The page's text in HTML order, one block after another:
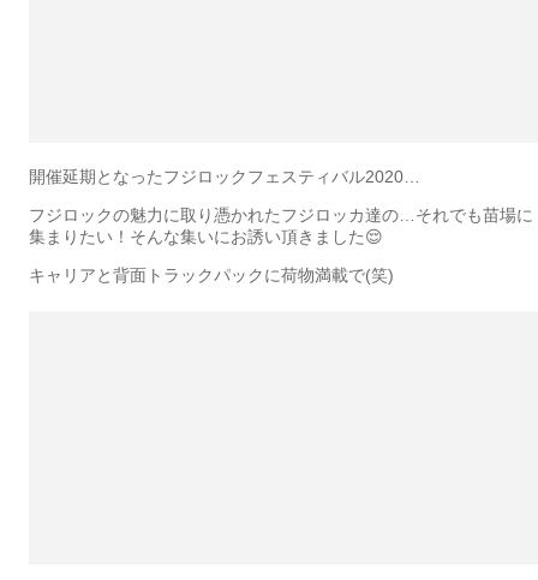
開催延期となったフジロックフェスティバル2020…
フジロックの魅力に取り憑かれたフジロッカ達の…それでも苗場に
集まりたい！そんな集いにお誘い頂きました😌
キャリアと背面トラックパックに荷物満載で(笑)